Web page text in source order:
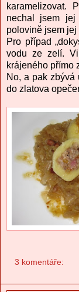
karamelizovat.
nechal jsem
polovině jsem
Pro případ
vodu ze zelí.
krájeného přímo
No, a pak zbývá
do zlatova
3 komentáře: